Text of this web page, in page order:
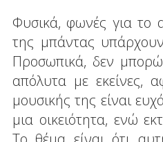
Φυσικά, φωνές για το
της μπάντας υπάρχουν
Προσωπικά, δεν
απόλυτα με εκείνες,
μουσικής της είναι
μια οικειότητα, ενώ